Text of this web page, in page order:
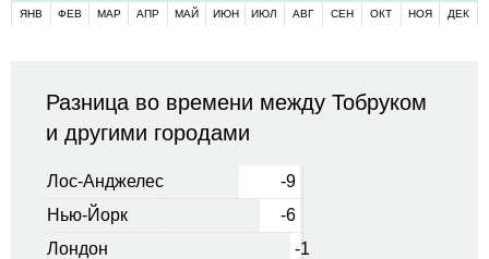
ЯНВ ФЕВ МАР АПР МАЙ ИЮН ИЮЛ АВГ СЕН ОКТ НОЯ ДЕК
Разница во времени между Тобруком
и другими городами
Лос-Анджелес
-9
Нью-Йорк
-6
Лондон
-1